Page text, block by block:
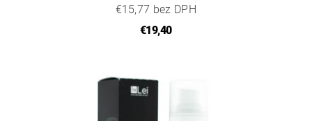
€15,77 bez DPH
€19,40